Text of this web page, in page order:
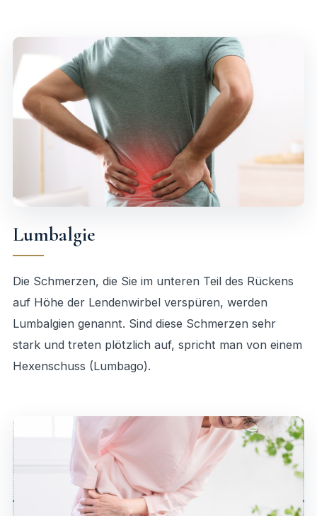
Lumbalgie
Die Schmerzen, die Sie im unteren Teil des Rückens
auf Höhe der Lendenwirbel verspüren, werden
Lumbalgien genannt. Sind diese Schmerzen sehr
stark und treten plötzlich auf, spricht man von einem
Hexenschuss (Lumbago).